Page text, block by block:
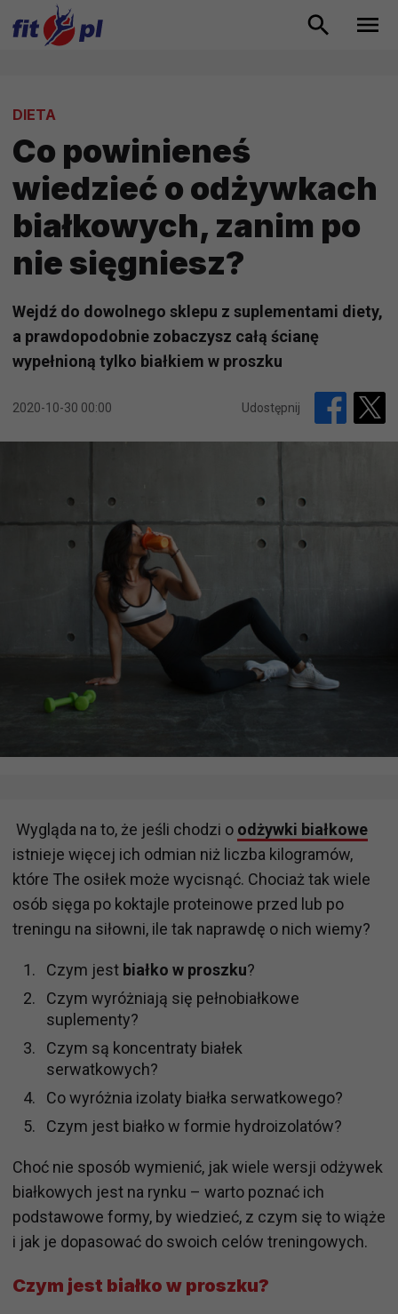
DIETA
Co powinieneś
wiedzieć o odżywkach
białkowych, zanim po
nie sięgniesz?
Wejdź do dowolnego sklepu z suplementami diety,
a prawdopodobnie zobaczysz całą ścianę
wypełnioną tylko białkiem w proszku
2020-10-30 00:00 Udostępnij
Wygląda na to, że jeśli chodzi o odżywki białkowe
istnieje więcej ich odmian niż liczba kilogramów,
które The osiłek może wycisnąć. Chociaż tak wiele
osób sięga po koktajle proteinowe przed lub po
treningu na siłowni, ile tak naprawdę o nich wiemy?
Czym jest białko w proszku?
Czym wyróżniają się pełnobiałkowe
suplementy?
Czym są koncentraty białek
serwatkowych?
Co wyróżnia izolaty białka serwatkowego?
Czym jest białko w formie hydroizolatów?
Choć nie sposób wymienić, jak wiele wersji odżywek
białkowych jest na rynku – warto poznać ich
podstawowe formy, by wiedzieć, z czym się to wiąże
i jak je dopasować do swoich celów treningowych.
Czym jest białko w proszku?